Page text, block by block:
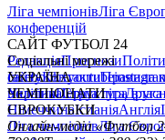
Ліга чемпіонівЛіга
конференцій
САЙТ ФУТБОЛ 24
РедакціяПрогнози
сайтуКонтактиПравила
політикаСтруктура
Соціальні мережі
facebookxyoutube
УКРАЇНА
УкраїнаПерша лігаДруга
ЧЕМПІОНАТИ
НімеччинаІспаніяАнглія
ЄВРОКУБКИ
Ліга чемпіонівЛіга
Онлайн-медіа «Футбол